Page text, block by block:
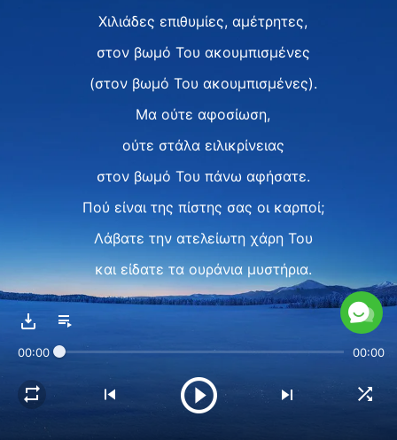
Χιλιάδες επιθυμίες, αμέτρητες,
στον βωμό Του ακουμπισμένες
(στον βωμό Του ακουμπισμένες).
Μα ούτε αφοσίωση,
ούτε στάλα ειλικρίνειας
στον βωμό Του πάνω αφήσατε.
Πού είναι της πίστης σας οι καρποί;
Λάβατε την ατελείωτη χάρη Του
και είδατε τα ουράνια μυστήρια.
Σας έδειξε τις φλόγες τ' ουρανού,
Πόσα με προθυμία δώσατε
00:00 00:00